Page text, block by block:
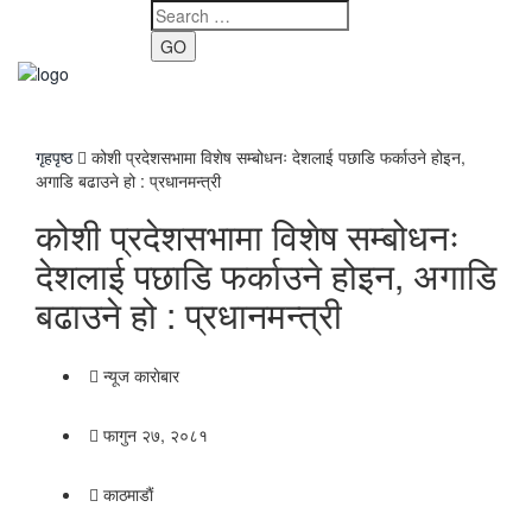
GO
गृहपृष्ठ
कोशी प्रदेशसभामा विशेष सम्बोधनः देशलाई पछाडि फर्काउने होइन,
अगाडि बढाउने हो : प्रधानमन्त्री
कोशी प्रदेशसभामा विशेष सम्बोधनः
देशलाई पछाडि फर्काउने होइन, अगाडि
बढाउने हो : प्रधानमन्त्री
न्यूज काराेबार
फागुन २७, २०८१
काठमाडाैं